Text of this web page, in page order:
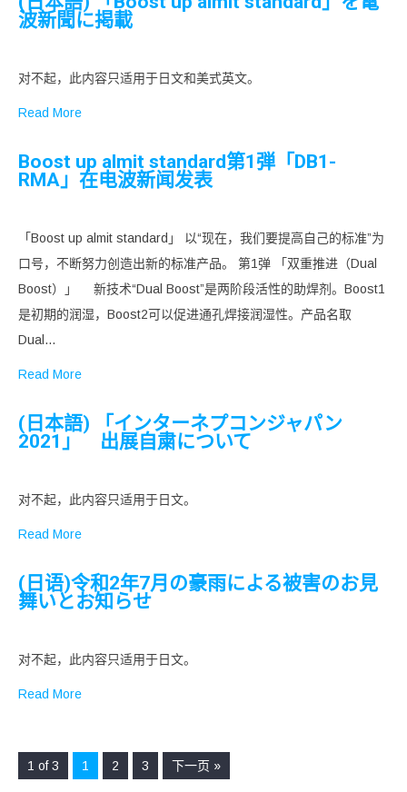
波新聞に掲載
对不起，此内容只适用于日文和美式英文。
Read More
Boost up almit standard第1弾「DB1-
RMA」在电波新闻发表
「Boost up almit standard」 以“现在，我们要提高自己的标准”为
口号，不断努力创造出新的标准产品。 第1弹 「双重推进（Dual
Boost）」 新技术“Dual Boost”是两阶段活性的助焊剂。Boost1
是初期的润湿，Boost2可以促进通孔焊接润湿性。产品名取
Dual…
Read More
(日本語) 「インターネプコンジャパン
2021」 出展自粛について
对不起，此内容只适用于日文。
Read More
(日语)令和2年7月の豪雨による被害のお見
舞いとお知らせ
对不起，此内容只适用于日文。
Read More
1 of 3 1 2 3 下一页 »